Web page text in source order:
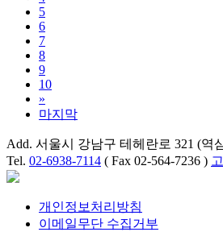
5
6
7
8
9
10
»
마지막
Add. 서울시 강남구 테헤란로 321 (역
Tel. 02-6938-7114 ( Fax 02-564-7236 )
개인정보처리방침
이메일무단 수집거부